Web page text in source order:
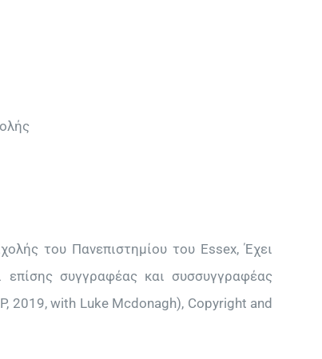
του Πανεπιστημίου του Essex, Έχει
επίσης συγγραφέας και συσσυγγραφέας
2019, with Luke Mcdonagh), Copyright and